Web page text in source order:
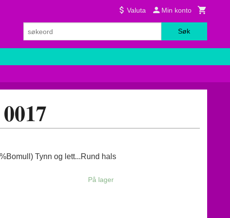
Valuta Min konto
Søk
Tynn og lett...Rund hals
På lager